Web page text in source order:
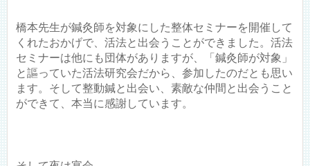
橋本先生が鍼灸師を対象にした整体セミナーを開催して
くれたおかげで、活法と出会うことができました。活法
セミナーは他にも団体がありますが、「鍼灸師が対象」
と謳っていた活法研究会だから、参加したのだとも思い
ます。そして整動鍼と出会い、素敵な仲間と出会うこと
ができて、本当に感謝しています。